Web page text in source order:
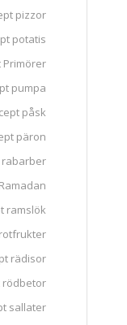
pizzor
potatis
Primörer
pumpa
påsk
päron
rabarber
ramslök
rädisor
rödbetor
sallater